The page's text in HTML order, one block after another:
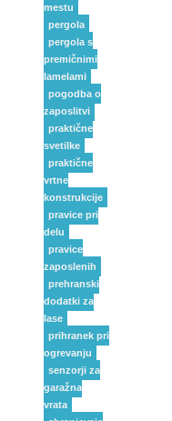
mestu
pergola
pergola s
premičnimi
lamelami
pogodba o
zaposlitvi
praktične
svetilke
praktične
vrtne
konstrukcije
pravice pri
delu
pravice
zaposlenih
prehranski
dodatki za
lase
prihranek pri
ogrevanju
senzorji za
garažna
vrata